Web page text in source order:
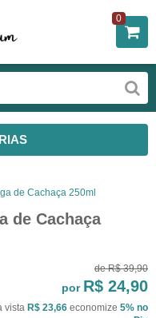
0
de Cachaça 250ml
de Cachaça
de R$ 39,90
por R$ 24,90
vista R$ 23,66 economize 5% no